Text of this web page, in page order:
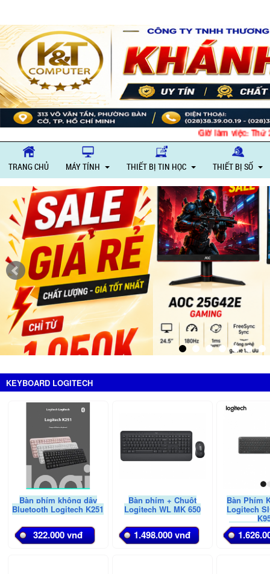
Giờ làm việc: Thứ
TRANG CHỦ MÁY TÍNH THIẾT BỊ TIN HỌC THIẾT BỊ SỐ
KEYBOARD LOGITECH
Bàn phím không dây
Bluetooth Logitech K251
322.000 vnđ
Bàn phím + Chuột
Logitech WL MK 650
1.498.000 vnđ
Bàn Phím
Logitech
(Wireless/